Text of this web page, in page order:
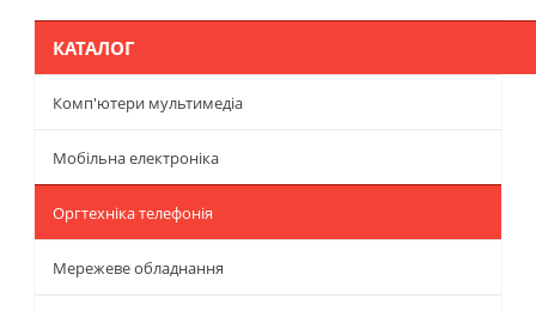
КАТАЛОГ
Комп'ютери мультимедіа
Мобільна електроніка
Оргтехніка телефонія
Мережеве обладнання